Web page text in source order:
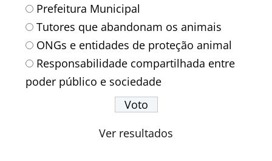
Prefeitura Municipal
Tutores que abandonam os animais
ONGs e entidades de proteção animal
Responsabilidade compartilhada entre
poder público e sociedade
Ver resultados